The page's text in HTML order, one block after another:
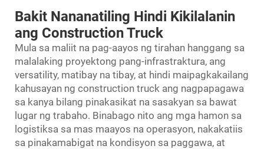
Bakit Nananatiling Hindi Kikilalanin
ang Construction Truck
Mula sa maliit na pag-aayos ng tirahan hanggang sa
malalaking proyektong pang-infrastraktura, ang
versatility, matibay na tibay, at hindi maipagkakailang
kahusayan ng construction truck ang nagpapagawa
sa kanya bilang pinakasikat na sasakyan sa bawat
lugar ng trabaho. Binabago nito ang mga hamon sa
logistiksa sa mas maayos na operasyon, nakakatiis
sa pinakamabigat na kondisyon sa paggawa, at